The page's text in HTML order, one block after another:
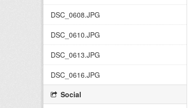
DSC_0608.JPG
DSC_0610.JPG
DSC_0613.JPG
DSC_0616.JPG
Social